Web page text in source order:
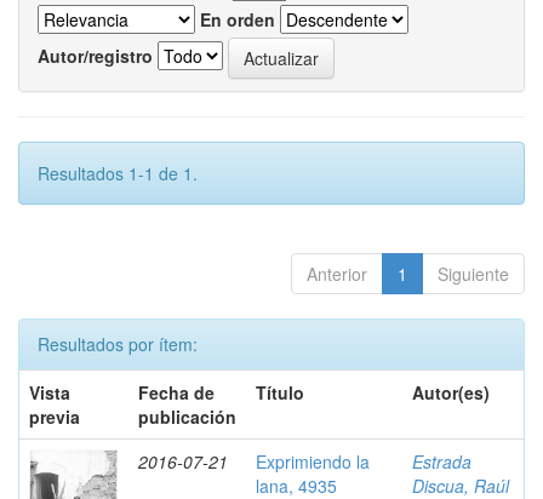
En orden
Autor/registro
Resultados 1-1 de 1.
Anterior 1 Siguiente
Resultados por ítem:
Vista
previa
Fecha de
publicación
Título Autor(es)
2016-07-21
Exprimiendo la
lana, 4935
Estrada
Discua, Raúl